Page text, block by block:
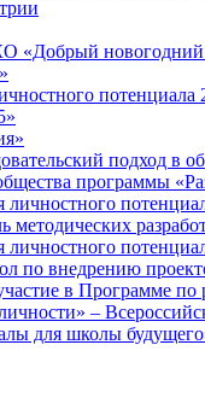
«Добрый новогодний
потенциала
подход в
программы
методических
по внедрению
в Программе по
–
для школы